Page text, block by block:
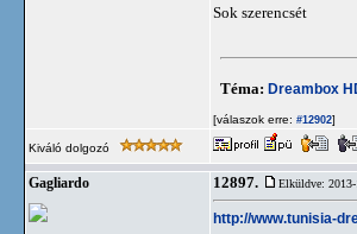
Sok szerencsét
Téma: Dreambox
[válaszok erre: #12902]
Kiváló dolgozó
Gagliardo 12897. Elküldve:
http://www.tunisia-